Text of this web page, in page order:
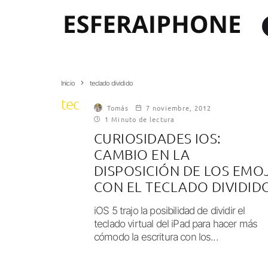
Inicio teclado dividido
teclado dividido
Tomás
7 noviembre, 2012
1 Minuto de lectura
CURIOSIDADES IOS:
CAMBIO EN LA
DISPOSICIÓN DE LOS
CON EL TECLADO
iOS 5 trajo la posibilidad de dividir el
teclado virtual del iPad para hacer más
cómodo la escritura con los...